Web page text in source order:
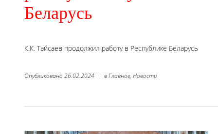
Беларусь
К.К. Тайсаев продолжил работу в Республике Беларусь
Опубликовано 26.02.2024 | вГлавное, Новости